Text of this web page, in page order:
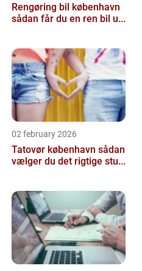
Rengøring bil københavn
sådan får du en ren bil u...
02 february 2026
Tatovør københavn sådan
vælger du det rigtige stu...